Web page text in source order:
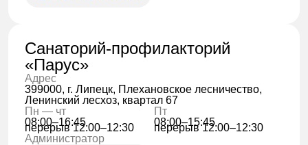
Санаторий-профилакторий
«Парус»
Адрес
399000, г. Липецк, Плехановское лесничество,
Ленинский лесхоз, квартал 67
Пн — чт
08:00–16:45
перерыв 12:00–12:30
Пт
08:00–15:45
перерыв 12:00–12:30
Администратор